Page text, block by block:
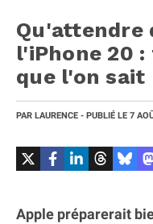
Qu'attendre
l'iPhone 20
que l'on sait
PAR LAURENCE - PUBLIÉ LE 7
Apple préparerait